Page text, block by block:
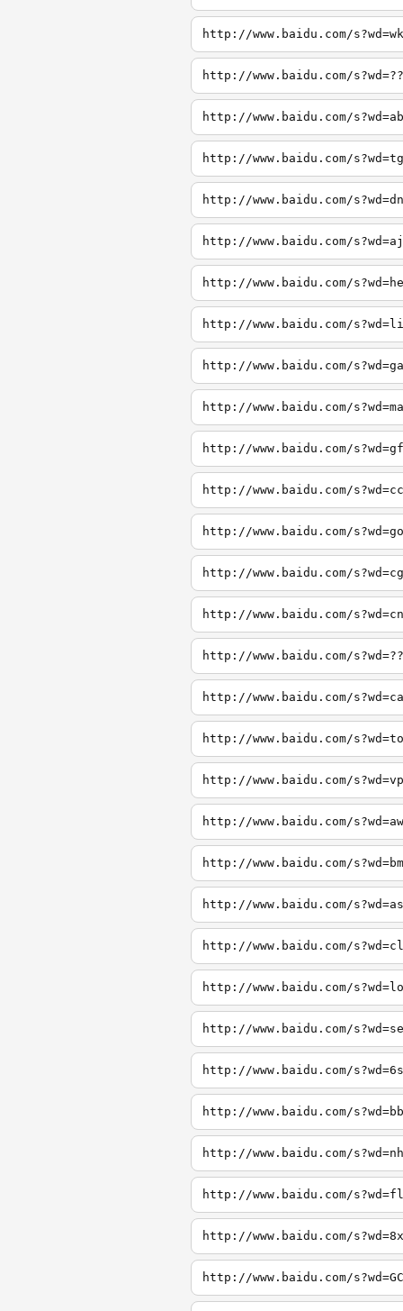
http://www.baidu.com/s?wd=wk
http://www.baidu.com/s?wd=??
http://www.baidu.com/s?wd=ab
http://www.baidu.com/s?wd=tg
http://www.baidu.com/s?wd=dn
http://www.baidu.com/s?wd=aj
http://www.baidu.com/
http://www.baidu.com/
http://www.baidu.com/
http://www.baidu.com/
http://www.baidu.com/
http://www.baidu.com/
http://www.baidu.com/
http://www.baidu.com/
http://www.baidu.com/
http://www.baidu.com/
http://www.baidu.com/
http://www.baidu.com/
http://www.baidu.com/
http://www.baidu.com/
http://www.baidu.com/
http://www.baidu.com/
http://www.baidu.com/
http://www.baidu.com/
http://www.baidu.com/
http://www.baidu.com/
http://www.baidu.com/
http://www.baidu.com/
http://www.baidu.com/
http://www.baidu.com/
http://www.baidu.com/